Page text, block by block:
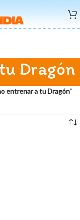
Dragón
entrenar a tu Dragón”